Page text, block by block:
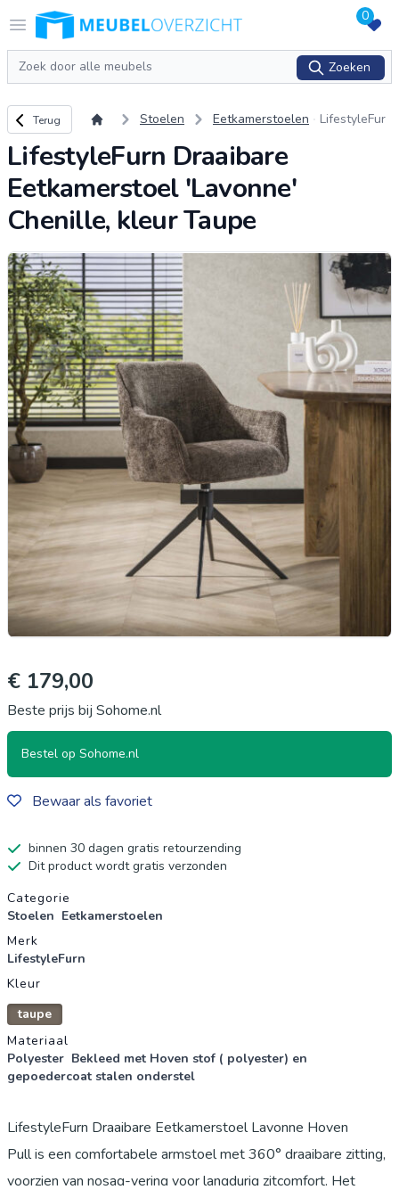
Open menu
Logo Meubeloverzicht.nl 0
Zoeken
Zoeken
Terug naar overzicht
Terug Stoelen Eetkamerstoelen
LifestyleFur
LifestyleFurn Draaibare
Eetkamerstoel 'Lavonne'
Chenille, kleur Taupe
€ 179,00
Beste prijs bij Sohome.nl
Bestel op Sohome.nl
Bewaar als favoriet
binnen 30 dagen gratis retourzending
Dit product wordt gratis verzonden
Productgegevens
Categorie
Stoelen Eetkamerstoelen
Merk
LifestyleFurn
Kleur
taupe
Materiaal
Polyester Bekleed met Hoven stof ( polyester) en
gepoedercoat stalen onderstel
LifestyleFurn Draaibare Eetkamerstoel Lavonne Hoven
Pull is een comfortabele armstoel met 360° draaibare zitting,
voorzien van nosag-vering voor langdurig zitcomfort. Het